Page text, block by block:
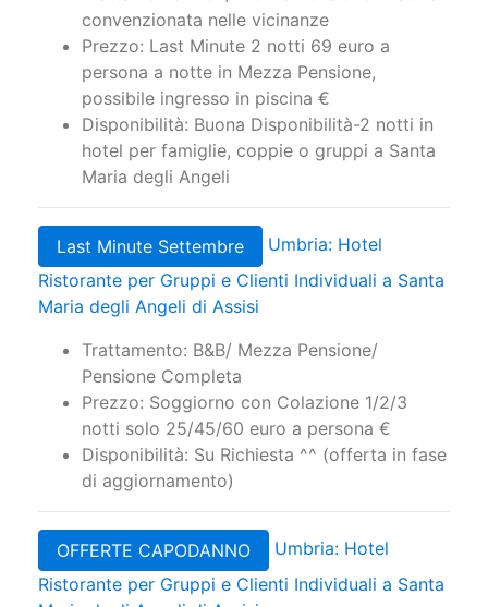
convenzionata nelle vicinanze
Prezzo: Last Minute 2 notti 69 euro a
persona a notte in Mezza Pensione,
possibile ingresso in piscina €
Disponibilità: Buona Disponibilità-2 notti in
hotel per famiglie, coppie o gruppi a Santa
Maria degli Angeli
Last Minute Settembre
Umbria: Hotel
Ristorante per Gruppi e Clienti Individuali a Santa
Maria degli Angeli di Assisi
Trattamento: B&B/ Mezza Pensione/
Pensione Completa
Prezzo: Soggiorno con Colazione 1/2/3
notti solo 25/45/60 euro a persona €
Disponibilità: Su Richiesta ^^ (offerta in fase
di aggiornamento)
OFFERTE CAPODANNO
Umbria: Hotel
Ristorante per Gruppi e Clienti Individuali a Santa